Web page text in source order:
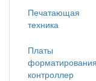
Печатающая
техника
Платы
контроллер